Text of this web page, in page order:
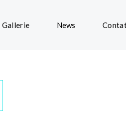
Gallerie News